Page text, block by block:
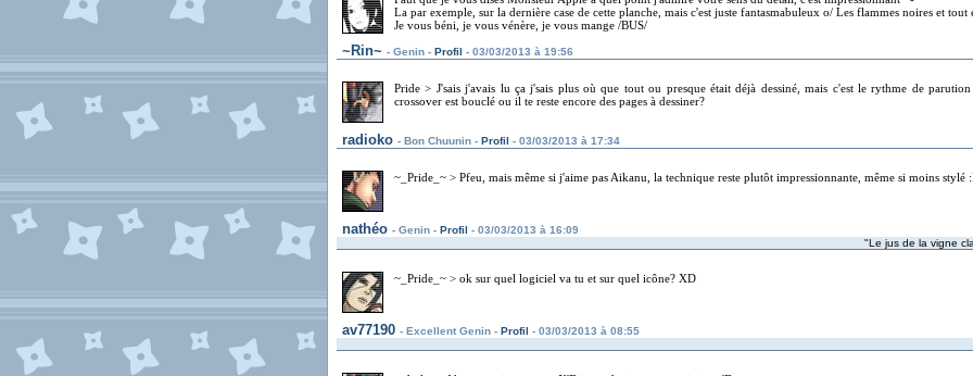
La par exemple, sur la dernière case de cette planche, mais c'est juste fantasmabuleux o/ Les flammes noires et tout
Je vous béni, je vous vénère, je vous mange /BUS/
~Rin~ - Genin - Profil - 03/03/2013 à 19:56
Pride > J'sais j'avais lu ça j'sais plus où que tout ou presque était déjà dessiné, mais c'est le rythme de
crossover est bouclé ou il te reste encore des pages à dessiner?
radioko - Bon Chuunin - Profil - 03/03/2013 à 17:34
~_Pride_~ > Pfeu, mais même si j'aime pas Aikanu, la technique reste plutôt impressionnante, même si moins stylé
nathéo - Genin - Profil - 03/03/2013 à 16:09
"Le jus de la vigne
~_Pride_~ > ok sur quel logiciel va tu et sur quel icône? XD
av77190 - Excellent Genin - Profil - 03/03/2013 à 08:55